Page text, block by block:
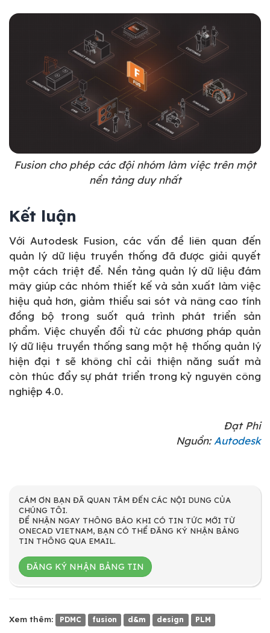
Fusion cho phép các đội nhóm làm việc trên một
nền tảng duy nhất
Kết luận
Với Autodesk Fusion, các vấn đề liên quan đến
quản lý dữ liệu truyền thống đã được giải quyết
một cách triệt để. Nền tảng quản lý dữ liệu đám
mây giúp các nhóm thiết kế và sản xuất làm việc
hiệu quả hơn, giảm thiểu sai sót và nâng cao tính
đồng bộ trong suốt quá trình phát triển sản
phẩm. Việc chuyển đổi từ các phương pháp quản
lý dữ liệu truyền thống sang một hệ thống quản lý
hiện đại t sẽ không chỉ cải thiện năng suất mà
còn thúc đẩy sự phát triển trong kỷ nguyên công
nghiệp 4.0.
Đạt Phi
Nguồn:Autodesk
CÁM ƠN BẠN ĐÃ QUAN TÂM ĐẾN CÁC NỘI DUNG CỦA
CHÚNG TÔI.
ĐỂ NHẬN NGAY THÔNG BÁO KHI CÓ TIN TỨC MỚI TỪ
ONECAD VIETNAM, BẠN CÓ THỂ ĐĂNG KÝ NHẬN BẢNG
TIN THÔNG QUA EMAIL.
ĐĂNG KÝ NHẬN BẢNG TIN
Xem thêm: PDMC fusion d&m design PLM